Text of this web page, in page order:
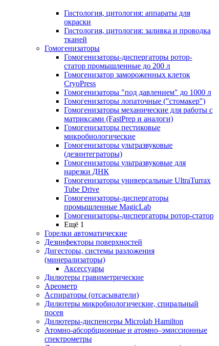
Гистология, цитология: аппараты для
окраски
Гистология, цитология: заливка и проводка
тканей
Гомогенизаторы
Гомогенизаторы-диспергаторы ротор-
статор промышленные до 200 л
Гомогенизатор замороженных клеток
CryoPress
Гомогенизаторы "под давлением" до 1000 л
Гомогенизаторы лопаточные ("стомакер")
Гомогенизаторы механические для работы с
матриксами (FastPrep и аналоги)
Гомогенизаторы пестиковые
микробиологические
Гомогенизаторы ультразвуковые
(дезинтеграторы)
Гомогенизаторы ультразвуковые для
нарезки ДНК
Гомогенизаторы универсальные UltraTurrax
Tube Drive
Гомогенизаторы-диспергаторы
промышленные MagicLab
Гомогенизаторы-диспергаторы ротор-статор
Ещё 1
Горелки автоматические
Дезинфекторы поверхностей
Дигесторы, системы разложения
(минерализаторы)
Аксессуары
Дилютеры гравиметрические
Ареометр
Аспираторы (отсасыватели)
Дилютеры микробиологические, спиральный
посев
Дилютеры-диспенсеры Microlab Hamilton
Атомно-абсорбционные и атомно–эмиссионные
спектрометры